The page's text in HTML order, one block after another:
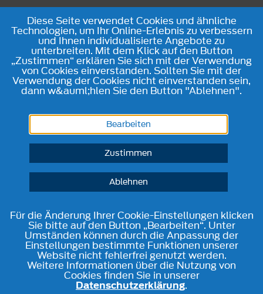
Kontakt
Diese Seite verwendet Cookies und ähnliche
Technologien, um Ihr Online-Erlebnis zu verbessern
und Ihnen individualisierte Angebote zu
unterbreiten. Mit dem Klick auf den Button
„Zustimmen“ erklären Sie sich mit der Verwendung
von Cookies einverstanden. Sollten Sie mit der
Verwendung der Cookies nicht einverstanden sein,
dann w&auml;hlen Sie den Button "Ablehnen".
Bearbeiten
Zustimmen
Ablehnen
Für die Änderung Ihrer Cookie-Einstellungen klicken
Sie bitte auf den Button „Bearbeiten“. Unter
Umständen können durch die Anpassung der
Einstellungen bestimmte Funktionen unserer
Website nicht fehlerfrei genutzt werden.
Weitere Informationen über die Nutzung von
Cookies finden Sie in unserer
Datenschutzerklärung.